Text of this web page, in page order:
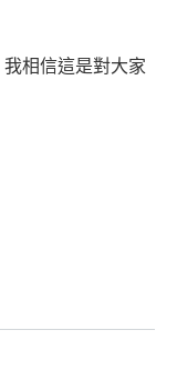
相信這是對大家